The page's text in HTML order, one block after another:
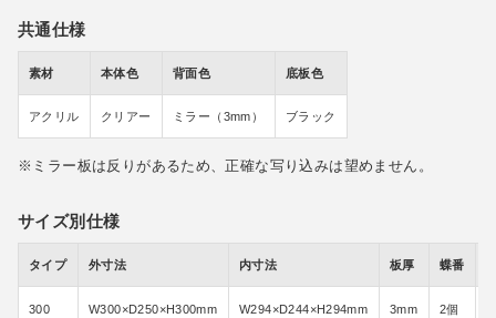
共通仕様
素材 本体色 背面色 底板色
アクリル クリアー ミラー（3mm） ブラック
ミラー板は反りがあるため、正確な写り込みは望めません。
サイズ別仕様
タイプ 外寸法 内寸法 板厚 蝶番
300 W300×D250×H300mm W294×D244×H294mm 3mm 2個